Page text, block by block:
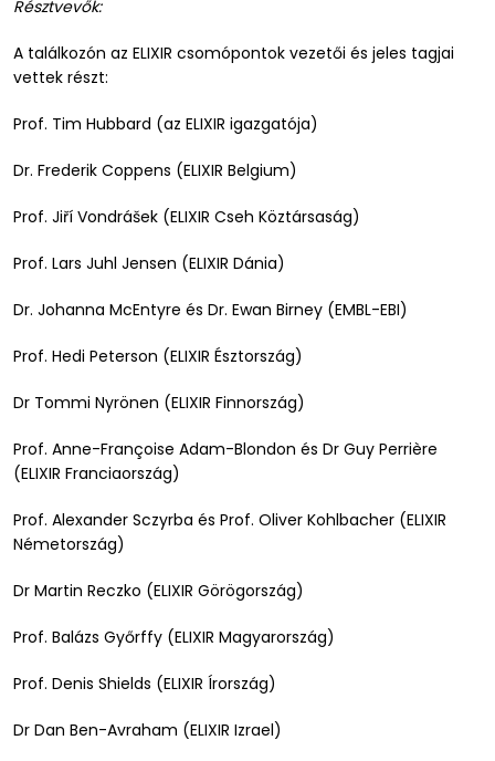
Résztvevők:
A találkozón az ELIXIR csomópontok vezetői és jeles tagjai
vettek részt:
Prof. Tim Hubbard (az ELIXIR igazgatója)
Dr. Frederik Coppens (ELIXIR Belgium)
Prof. Jiří Vondrášek (ELIXIR Cseh Köztársaság)
Prof. Lars Juhl Jensen (ELIXIR Dánia)
Dr. Johanna McEntyre és Dr. Ewan Birney (EMBL-EBI)
Prof. Hedi Peterson (ELIXIR Észtország)
Dr Tommi Nyrönen (ELIXIR Finnország)
Prof. Anne-Françoise Adam-Blondon és Dr Guy Perrière
(ELIXIR Franciaország)
Prof. Alexander Sczyrba és Prof. Oliver Kohlbacher (ELIXIR
Németország)
Dr Martin Reczko (ELIXIR Görögország)
Prof. Balázs Győrffy (ELIXIR Magyarország)
Prof. Denis Shields (ELIXIR Írország)
Dr Dan Ben-Avraham (ELIXIR Izrael)